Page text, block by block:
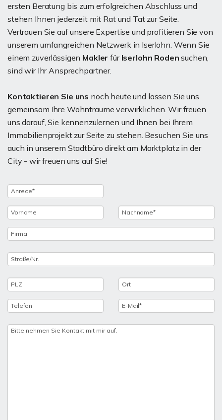
ersten Beratung bis zum erfolgreichen Abschluss und
stehen Ihnen jederzeit mit Rat und Tat zur Seite.
Vertrauen Sie auf unsere Expertise und profitieren Sie von
unserem umfangreichen Netzwerk in Iserlohn. Wenn Sie
einem zuverlässigen Maklerfür Iserlohn Rodensuchen,
sind wir Ihr Ansprechpartner.
Kontaktieren Sie uns noch heute und lassen Sie uns
gemeinsam Ihre Wohnträume verwirklichen. Wir freuen
uns darauf, Sie kennenzulernen und Ihnen bei Ihrem
Immobilienprojekt zur Seite zu stehen. Besuchen Sie uns
auch in unserem Stadtbüro direkt am Marktplatz in der
City - wir freuen uns auf Sie!